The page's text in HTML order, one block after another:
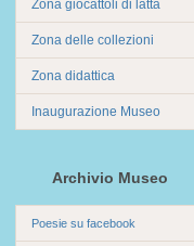
Zona giocattoli di latta
Zona delle collezioni
Zona didattica
Inaugurazione Museo
Archivio Museo
Poesie su facebook